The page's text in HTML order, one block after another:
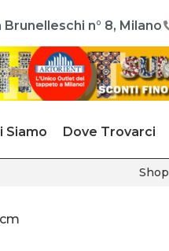
Brunelleschi n° 8, Milano
Siamo Dove Trovarci
Shop